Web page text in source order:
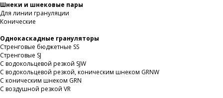
Шнеки и шнековые пары
Для линии грануляции
Конические
Однокаскадные грануляторы
Стренговые бюджетные SS
Стренговые SJ
С водокольцевой резкой SJW
С водокольцевой резкой, коническим шнеком GRNW
С коническим шнеком GRN
С воздушной резкой VR